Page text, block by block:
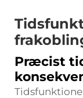
Præcist